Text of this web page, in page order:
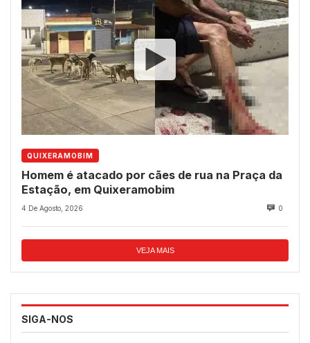
QUIXERAMOBIM
Homem é atacado por cães de rua na Praça da
Estação, em Quixeramobim
4 De Agosto, 2026 0
VEJA MAIS
SIGA-NOS